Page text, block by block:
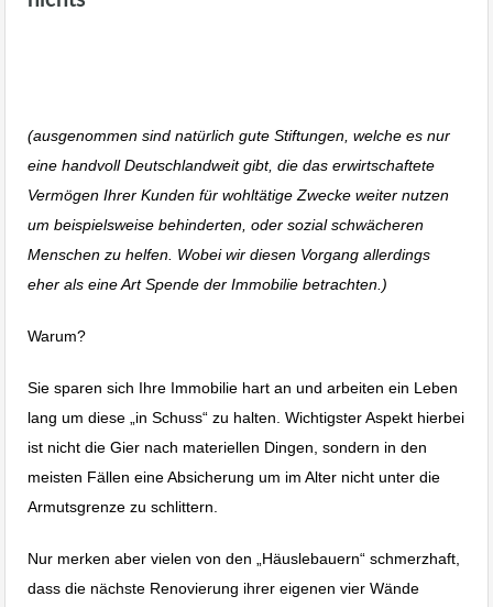
(ausgenommen sind natürlich gute Stiftungen, welche es nur
eine handvoll Deutschlandweit gibt, die das erwirtschaftete
Vermögen Ihrer Kunden für wohltätige Zwecke weiter nutzen
um beispielsweise behinderten, oder sozial schwächeren
Menschen zu helfen. Wobei wir diesen Vorgang allerdings
eher als eine Art Spende der Immobilie betrachten.)
Warum?
Sie sparen sich Ihre Immobilie hart an und arbeiten ein Leben
lang um diese „in Schuss“ zu halten. Wichtigster Aspekt hierbei
ist nicht die Gier nach materiellen Dingen, sondern in den
meisten Fällen eine Absicherung um im Alter nicht unter die
Armutsgrenze zu schlittern.
Nur merken aber vielen von den „Häuslebauern“ schmerzhaft,
dass die nächste Renovierung ihrer eigenen vier Wände